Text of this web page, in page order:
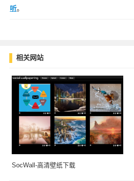
听。
相关网站
SocWall-高清壁纸下载